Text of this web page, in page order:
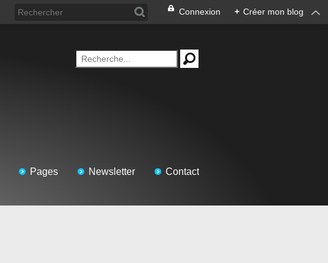
Connexion + Créer mon blog
Pages Newsletter Contact